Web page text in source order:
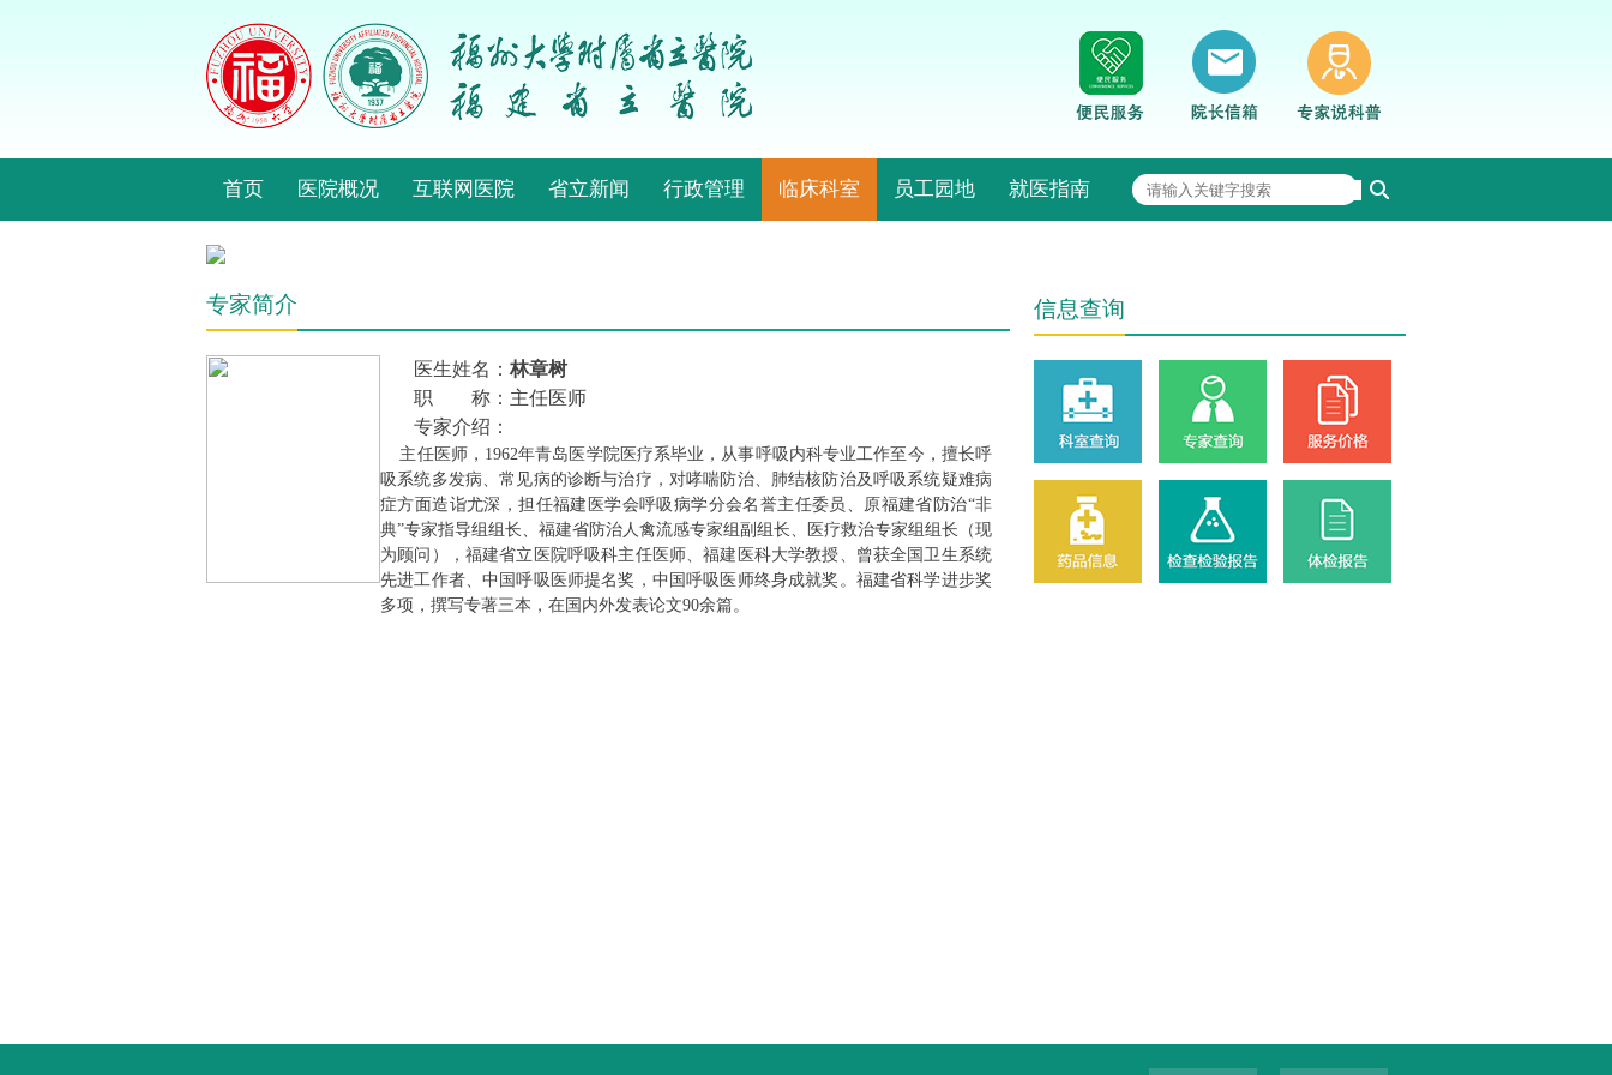
首页 医院概况 互联网医院 省立新闻 行政管理 临床科室 员工园地 就医指南
专家简介
医生姓名： 林章树
职 称：主任医师
专家介绍：
主任医师，1962年青岛医学院医疗系毕业，从事呼吸内科专业工作至今，擅长呼
吸系统多发病、常见病的诊断与治疗，对哮喘防治、肺结核防治及呼吸系统疑难病
症方面造诣尤深，担任福建医学会呼吸病学分会名誉主任委员、原福建省防治“非
典”专家指导组组长、福建省防治人禽流感专家组副组长、医疗救治专家组组长（现
为顾问），福建省立医院呼吸科主任医师、福建医科大学教授、曾获全国卫生系统
先进工作者、中国呼吸医师提名奖，中国呼吸医师终身成就奖。福建省科学进步奖
多项，撰写专著三本，在国内外发表论文90余篇。
信息查询